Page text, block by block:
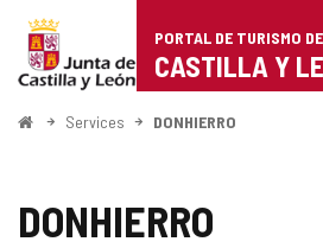
Portal
de
Turismo
Castilla
PORTAL DE TURISMO DE
CASTILLA Y
<
Services DONHIERRO
DONHIERRO